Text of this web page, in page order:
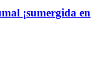
¡sumergida en